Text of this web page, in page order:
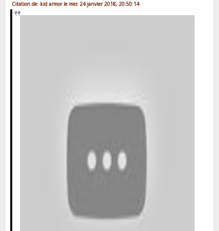
Citation de: kid armor le mer. 24 janvier 2018, 20:50:14